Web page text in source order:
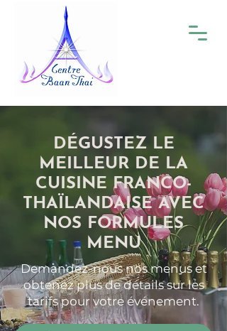
DÉGUSTEZ LE
MEILLEUR DE LA
CUISINE FRANCO-
THAÏLANDAISE AVEC
NOS FORMULES
MENU
Demandez-nous nos menus et
obtenez plus de détails sur les
tarifs pour votre événement.